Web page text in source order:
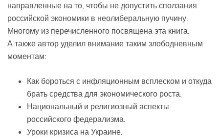
направленные на то, чтобы не допустить сползания
российской экономики в неолиберальную пучину.
Многому из перечисленного посвящена эта книга.
А также автор уделил внимание таким злободневным
моментам:
Как бороться с инфляционным всплеском и откуда
брать средства для экономического роста.
Национальный и религиозный аспекты
российского федерализма.
Уроки кризиса на Украине.